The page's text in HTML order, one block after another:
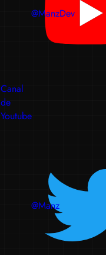
@ManzDev
Canal
de
Youtube
@Manz